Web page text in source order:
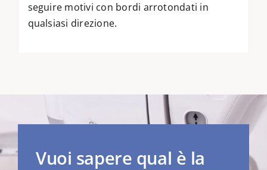
seguire motivi con bordi arrotondati in
qualsiasi direzione.
Vuoi sapere qual è la